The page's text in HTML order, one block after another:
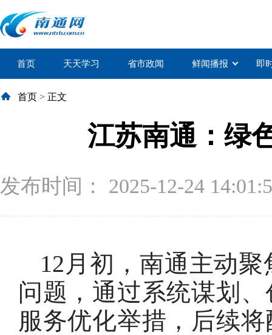
首页 天天学习 省市政闻 鲜闻播报 即
首页 > 正文
江苏南通：绿
发布时间： 2025-12-24
12月初，南通主动
问题，通过系统谋划
服务优化举措，后续